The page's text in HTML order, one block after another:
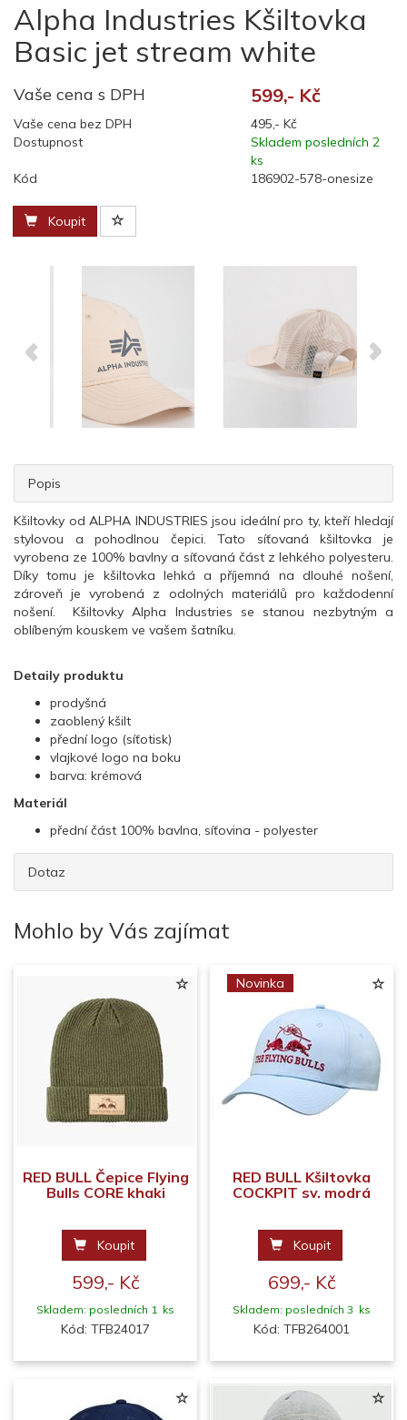
Alpha Industries Kšiltovka
Basic jet stream white
Vaše cena s DPH 599,- Kč
Vaše cena bez DPH
495,- Kč
Dostupnost
Skladem posledních 2
ks
Kód
186902-578-onesize
Koupit
Popis
Kšiltovky od ALPHA INDUSTRIES jsou ideální pro ty, kteří hledají
stylovou a pohodlnou čepici. Tato síťovaná kšiltovka je
vyrobena ze 100% bavlny a síťovaná část z lehkého polyesteru.
Díky tomu je kšiltovka lehká a příjemná na dlouhé nošení,
zároveň je vyrobená z odolných materiálů pro každodenní
nošení. Kšiltovky Alpha Industries se stanou nezbytným a
oblíbeným kouskem ve vašem šatníku.
Detaily produktu
prodyšná
zaoblený kšilt
přední logo (síťotisk)
vlajkové logo na boku
barva: krémová
Materiál
přední část 100% bavlna, síťovina - polyester
Dotaz
Mohlo by Vás zajímat
RED BULL Čepice Flying
Bulls CORE khaki
Koupit
599,- Kč
Skladem: posledních 1 ks
Kód: TFB24017
Novinka
RED BULL Kšiltovka
COCKPIT sv. modrá
Koupit
699,- Kč
Skladem: posledních 3 ks
Kód: TFB264001